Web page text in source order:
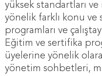
yüksek standartları
yönelik farklı konu ve
programları ve
Eğitim ve sertifika
üyelerine yönelik
yönetim sohbetleri,